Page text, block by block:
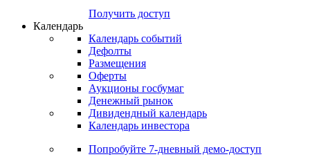
Попробуйте7-дневный
Откройте глобальную базу данных
Получить доступ
Календарь
Календарь событий
Дефолты
Размещения
Оферты
Денежный рынок